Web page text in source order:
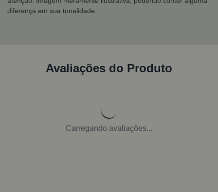
diferença em sua tonalidade.
Avaliações do Produto
Carregando avaliações...